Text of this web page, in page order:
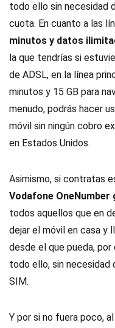
todo ello sin necesidad
cuota. En cuanto a las
minutos y datos
la que tendrías si
de ADSL, en la línea
minutos y 15 GB para
menudo, podrás hacer
móvil sin ningún cobro
en Estados Unidos.
Asimismo, si contratas
Vodafone OneNumber
todos aquellos que en
dejar el móvil en casa y
desde el que pueda, por
todo ello, sin necesidad
SIM.
Y por si no fuera poco,